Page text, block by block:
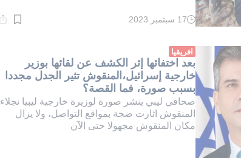
وقت
دقيقة.
17 سبتمبر 2023
افريقيا
بعد اختفائها إثر الكشف عن لقائها بوزير
خارجية إسرائيل،المنقوش تثير الجدل مجددا
بسبب صورة، فما القصة؟
صحافي ليبي ينشر صورة لوزيرة خارجية ليبيا نجلاء
المنقوش اثارت ضجة بمواقع التواصل، ولا يزال
مكان المنقوش مجهولا حتى الآن